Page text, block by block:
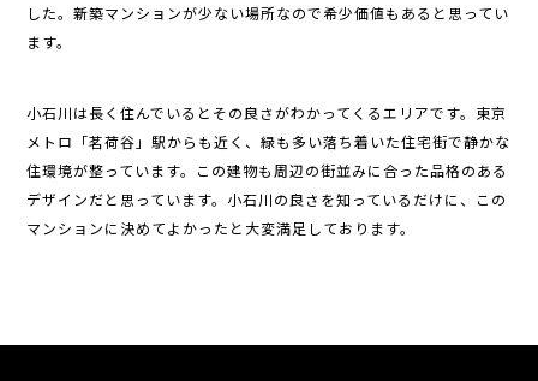
した。新築マンションが少ない場所なので希少価値もあると思ってい
ます。
小石川は長く住んでいるとその良さがわかってくるエリアです。東京
メトロ「茗荷谷」駅からも近く、緑も多い落ち着いた住宅街で静かな
住環境が整っています。この建物も周辺の街並みに合った品格のある
デザインだと思っています。小石川の良さを知っているだけに、この
マンションに決めてよかったと大変満足しております。